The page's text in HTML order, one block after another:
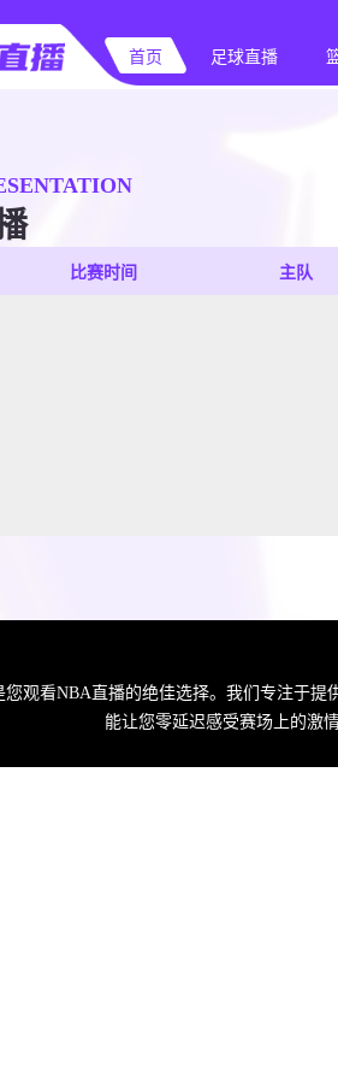
首页 足球直播
比赛时间 主队
您观看NBA直播的绝佳选择。我们专注于
能让您零延迟感受赛场上的激